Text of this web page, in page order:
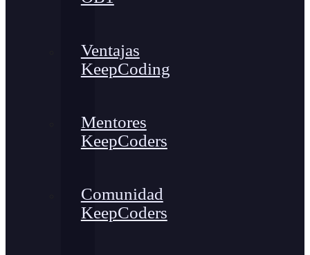
Ventajas
KeepCoding
Mentores
KeepCoders
Comunidad
KeepCoders